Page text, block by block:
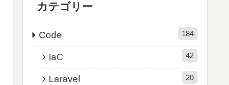
カテゴリー
Code 184
IaC 42
Laravel 20